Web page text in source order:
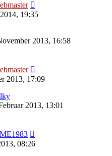
19:35
2013, 16:58
2013, 17:09
2013, 13:01
08:26